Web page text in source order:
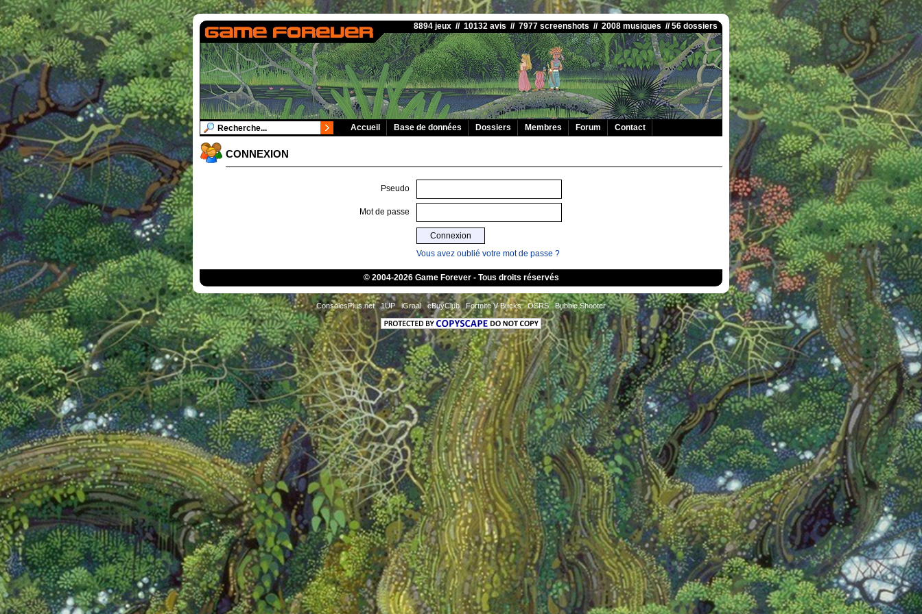
8894 jeux // 10132 avis // 7977 screenshots // 2008 musiques // 56 dossiers
Accueil Base de données Dossiers Membres Forum Contact
CONNEXION
Pseudo
Mot de passe
Vous avez oublié votre mot de passe ?
© 2004-2026 Game Forever - Tous droits réservés
ConsolesPlus.net 1UP iGraal eBuyClub Fortnite V-Bucks OSRS Bubble Shooter